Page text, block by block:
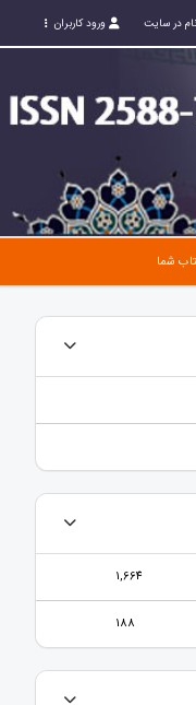
در سایت ورود کاربران
شما
1,664
188